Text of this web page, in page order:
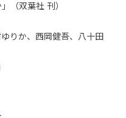
（双葉社 刊）
りか、西岡健吾、八十田